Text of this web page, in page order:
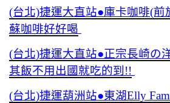
(台北)捷運大直站●庫卡咖啡(前
蘇咖啡好好喝
(台北)捷運大直站●正宗長崎の
其飯不用出國就吃的到!!
(台北)捷運葫洲站●東湖Elly